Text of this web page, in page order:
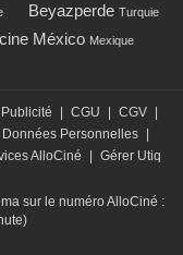
Beyazperde Turquie
México Mexique
Publicité CGU CGV
Données Personnelles
AlloCiné
Gérer Utiq
sur le numéro AlloCiné :